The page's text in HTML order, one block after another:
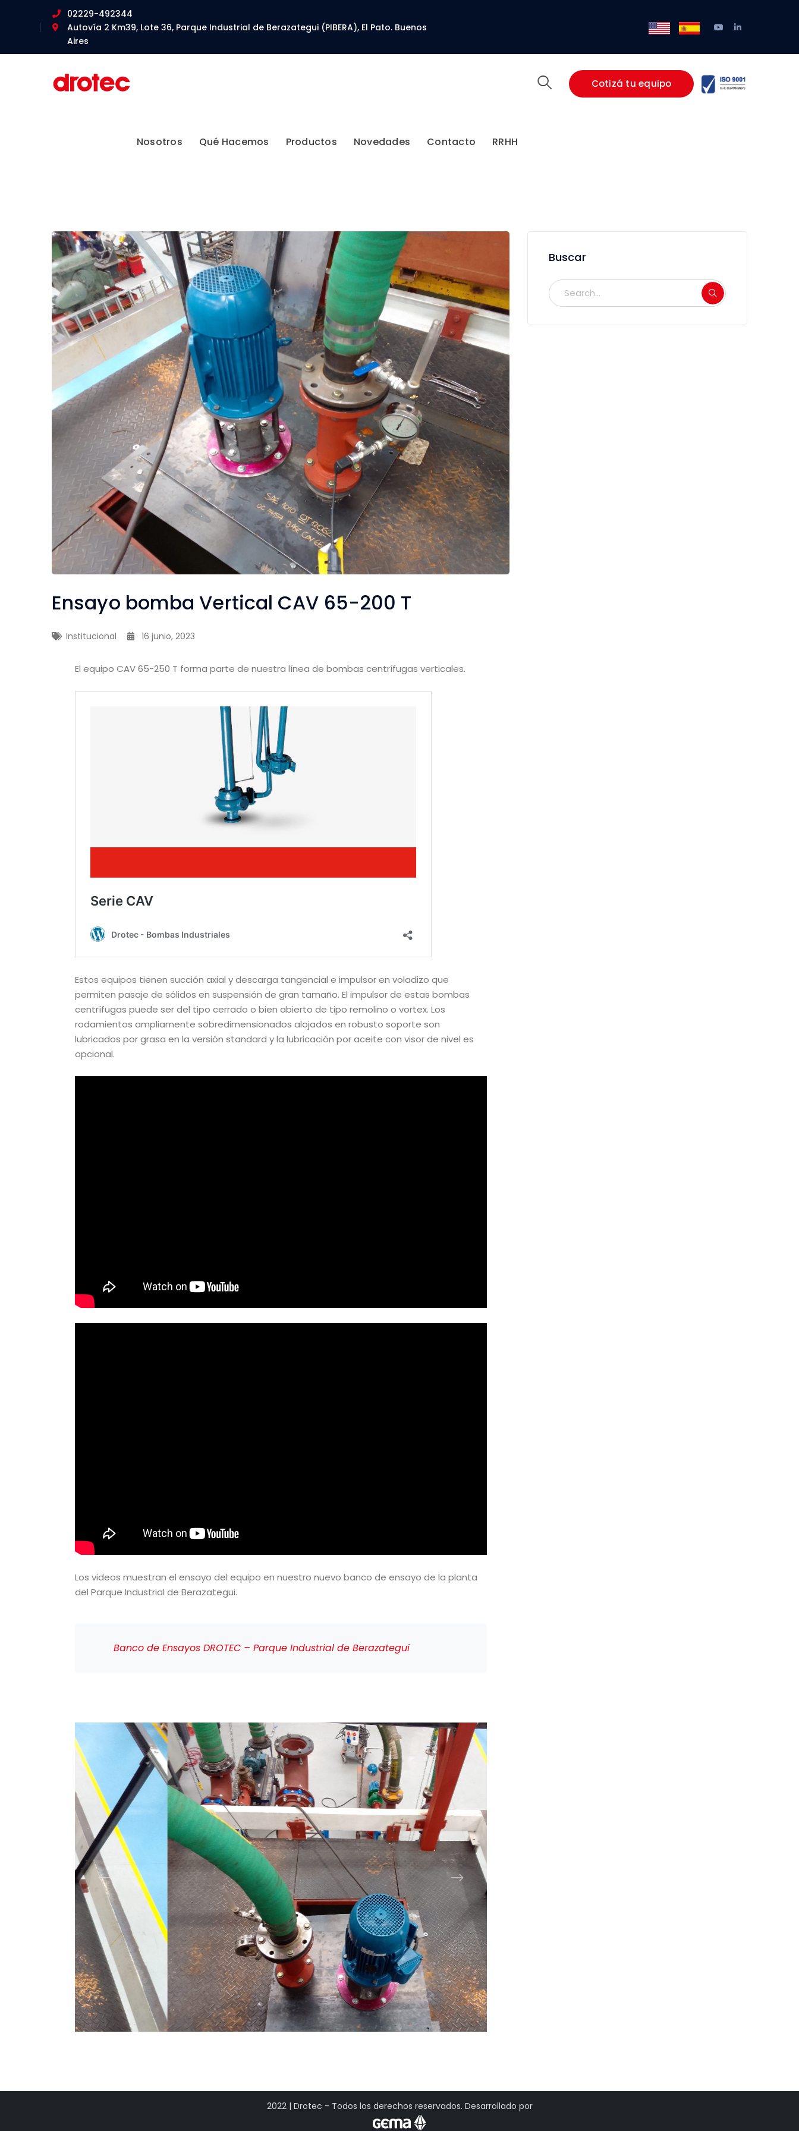
02229-492344
Autovía 2 Km39, Lote 36, Parque Industrial de Berazategui (PIBERA), El Pato. Buenos
Aires
EN ES
YoutubeLinkedIn
Cotizá tu equipo
Nosotros Qué Hacemos Productos Novedades Contacto RRHH
Ensayo bomba Vertical CAV 65-200 T
Institucional 16 junio, 2023
El equipo CAV 65-250 T forma parte de nuestra línea de bombas centrífugas verticales.
Estos equipos tienen succión axial y descarga tangencial e impulsor en voladizo que
permiten pasaje de sólidos en suspensión de gran tamaño. El impulsor de estas bombas
centrífugas puede ser del tipo cerrado o bien abierto de tipo remolino o vortex. Los
rodamientos ampliamente sobredimensionados alojados en robusto soporte son
lubricados por grasa en la versión standard y la lubricación por aceite con visor de nivel es
opcional.
Los videos muestran el ensayo del equipo en nuestro nuevo banco de ensayo de la planta
del Parque Industrial de Berazategui.
Banco de Ensayos DROTEC – Parque Industrial de Berazategui
Buscar
2022 | Drotec - Todos los derechos reservados. Desarrollado por